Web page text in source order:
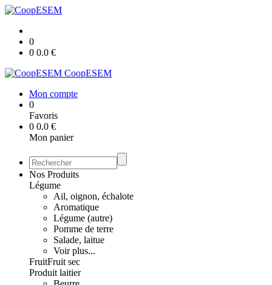
0
0 0.0 €
CoopESEM
Mon compte
0
Favoris
0 0.0 €
Mon panier
Nos Produits
Légume
Ail, oignon, échalote
Aromatique
Légume (autre)
Pomme de terre
Salade, laitue
Voir plus...
FruitFruit sec
Produit laitier